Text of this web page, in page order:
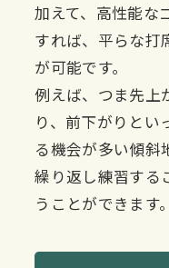
加えて、高性能な
すれば、平らな打
が可能です。
例えば、つま先上
り、前下がりとい
る機会が多い傾斜
繰り返し練習する
うことができます。